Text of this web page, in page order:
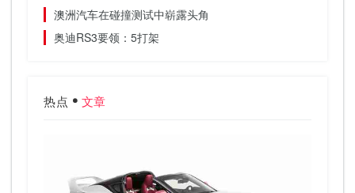
澳洲汽车在碰撞测试中崭露头角
奥迪RS3要领：5打架
热点 文章